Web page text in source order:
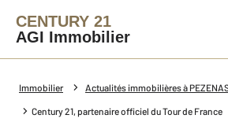
CENTURY 21
AGI Immobilier
Immobilier Actualités immobilières à
Century 21, partenaire officiel du Tour de France